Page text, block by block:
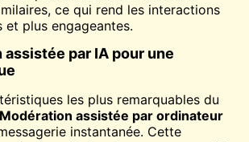
ce qui rend les interactions
et plus engageantes.
assistée par IA pour une
les plus remarquables du
Modération assistée par ordinateur
instantanée. Cette